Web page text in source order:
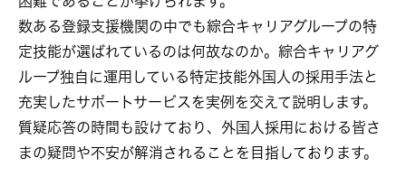
数ある登録支援機関の中でも綜合キャリアグループの特
定技能が選ばれているのは何故なのか。綜合キャリアグ
ループ独自に運用している特定技能外国人の採用手法と
充実したサポートサービスを実例を交えて説明します。
質疑応答の時間も設けており、外国人採用における皆さ
まの疑問や不安が解消されることを目指しております。